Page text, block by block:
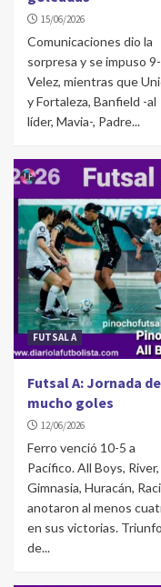
15/06/2026
Comunicaciones dio la
sorpresa y se impuso
Velez, mientras que
y Fortaleza, Banfield -al
líder, Mavia-, Padre...
FUTSAL A
Futsal A: Jornada de
mucho goles
12/06/2026
Ferro venció 10-5 a
Pacífico. All Boys, River,
Gimnasia, Huracán,
anotaron al menos
en sus victorias.
de...